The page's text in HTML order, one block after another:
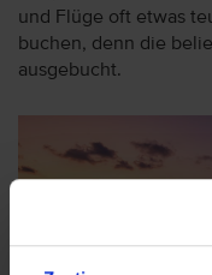
und Flüge oft etwas
buchen, denn die
ausgebucht.